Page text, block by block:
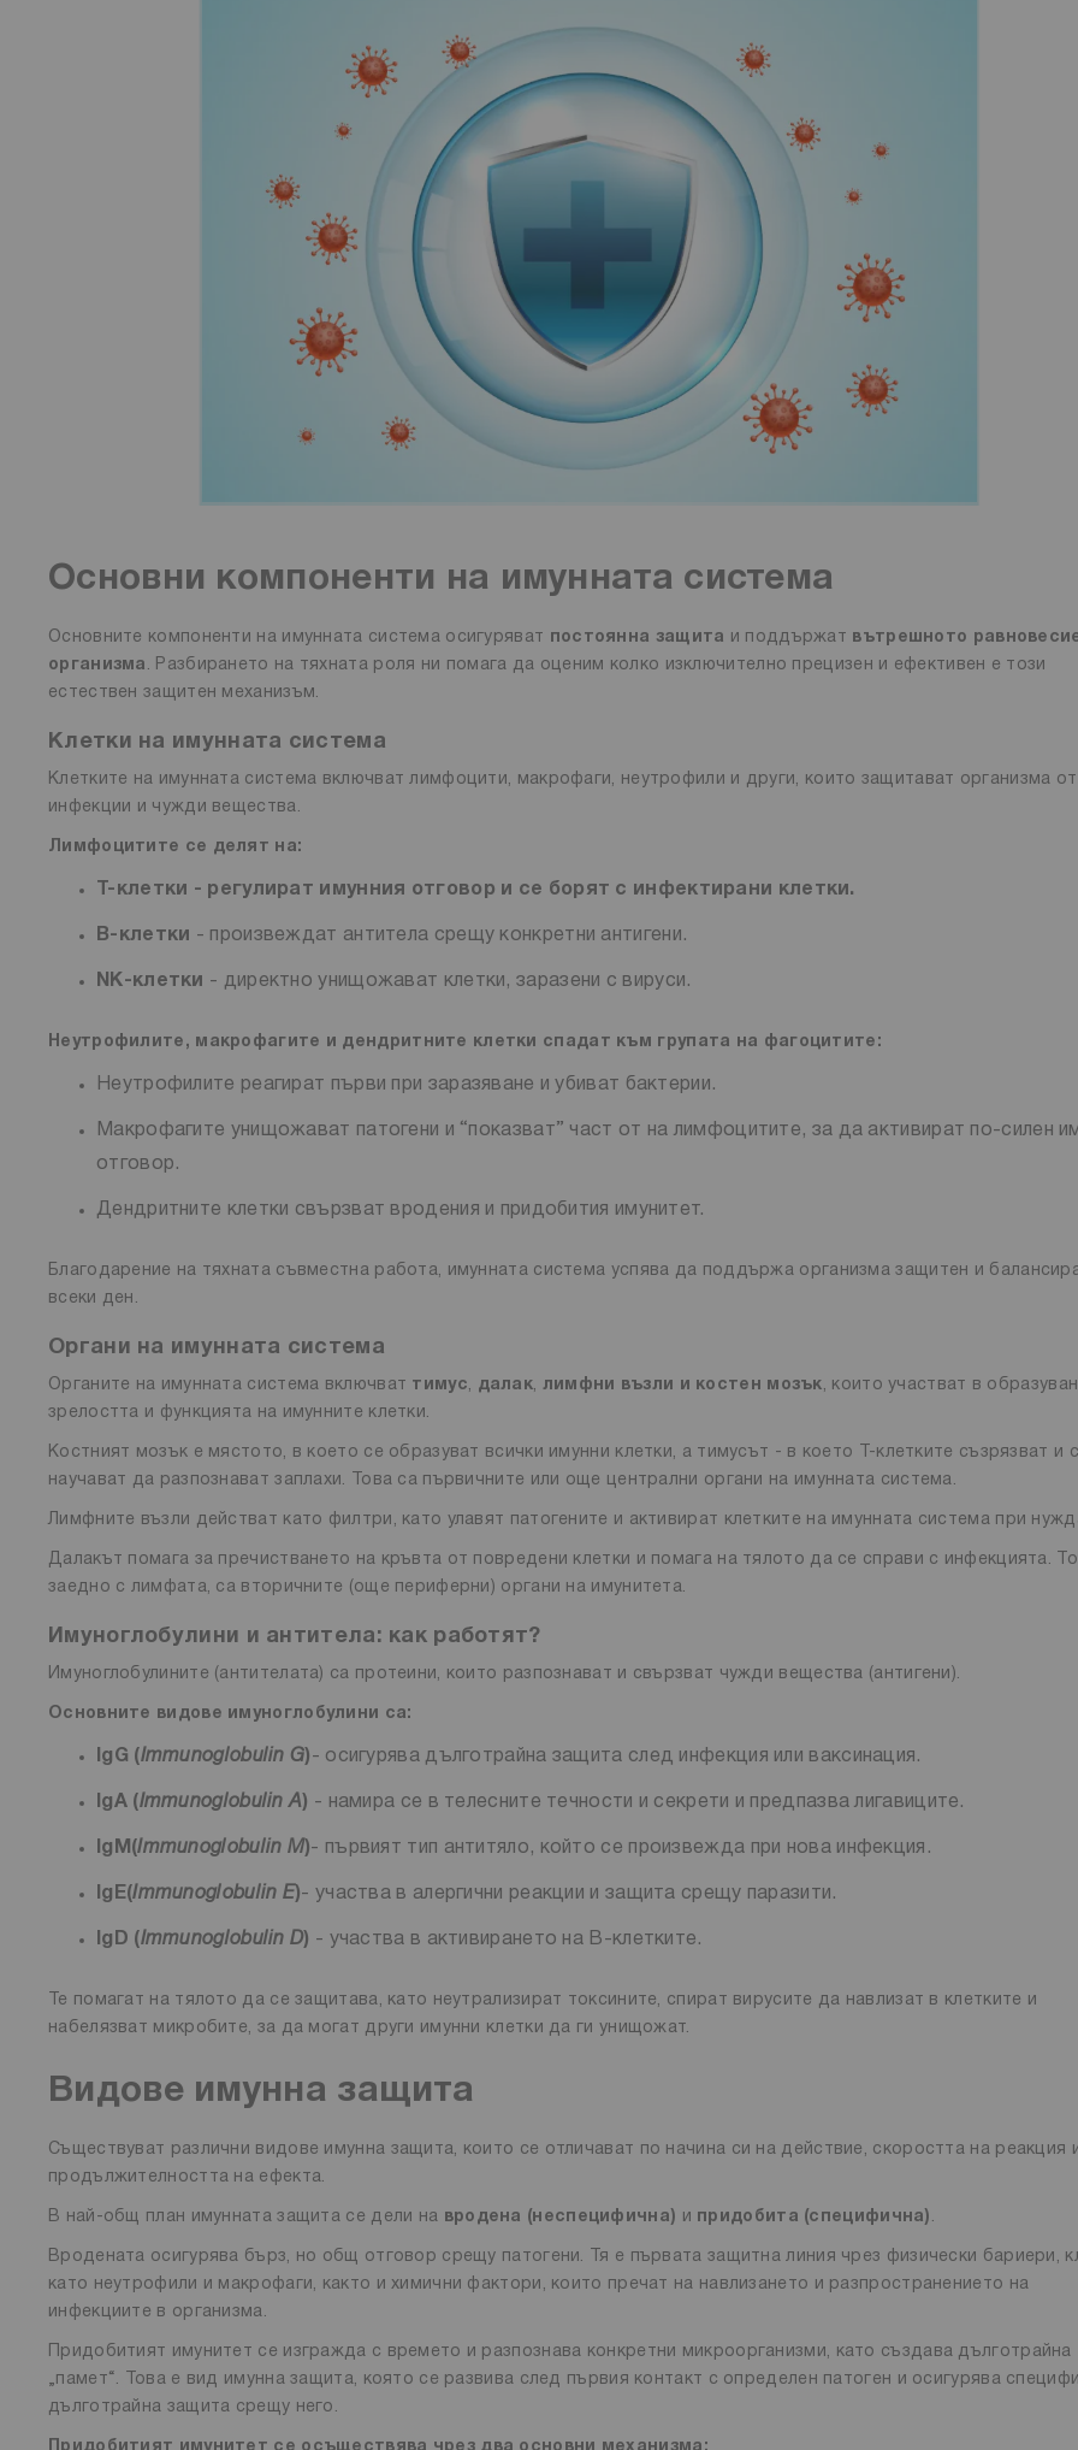
Основни компоненти на имунната система
Основните компоненти на имунната система осигуряват постоянна защита и поддържат
вътрешното
организма . Разбирането на тяхната роля ни помага да оценим колко изключително прецизен и ефективен е този
естествен защитен механизъм.
Клетки на имунната система
Клетките на имунната система включват лимфоцити, макрофаги, неутрофили и други, които защитават организма от
инфекции и чужди вещества.
Лимфоцитите се делят на:
Т-клетки - регулират имунния отговор и се борят с инфектирани клетки.
B-клетки - произвеждат антитела срещу конкретни антигени.
NK-клетки - директно унищожават клетки, заразени с вируси.
Неутрофилите, макрофагите и дендритните клетки спадат към групата на фагоцитите:
Неутрофилите реагират първи при заразяване и убиват бактерии.
Макрофагите унищожават патогени и “показват” част от на лимфоцитите, за да активират по-силен
отговор.
Дендритните клетки свързват вродения и придобития имунитет.
Благодарение на тяхната съвместна работа, имунната система успява да поддържа организма защитен и
всеки ден.
Органи на имунната система
Органите на имунната система включват тимус, далак, лимфни възли и костен мозък, които участват в
зрелостта и функцията на имунните клетки.
Костният мозък е мястото, в което се образуват всички имунни клетки, а тимусът - в което Т-клетките съзрязват и
научават да разпознават заплахи. Това са първичните или още централни органи на имунната система.
Лимфните възли действат като филтри, като улавят патогените и активират клетките на имунната система при
Далакът помага за пречистването на кръвта от повредени клетки и помага на тялото да се справи с инфекцията.
заедно с лимфата, са вторичните (още периферни) органи на имунитета.
Имуноглобулини и антитела: как работят?
Имуноглобулините (антителата) са протеини, които разпознават и свързват чужди вещества (антигени).
Основните видове имуноглобулини са:
IgG (Immunoglobulin G) - осигурява дълготрайна защита след инфекция или ваксинация.
IgA (Immunoglobulin A) - намира се в телесните течности и секрети и предпазва лигавиците.
IgM (Immunoglobulin M) - първият тип антитяло, който се произвежда при нова инфекция.
IgE(Immunoglobulin E) - участва в алергични реакции и защита срещу паразити.
IgD (Immunoglobulin D) - участва в активирането на В-клетките.
Те помагат на тялото да се защитава, като неутрализират токсините, спират вирусите да навлизат в клетките и
набелязват микробите, за да могат други имунни клетки да ги унищожат.
Видове имунна защита
Съществуват различни видове имунна защита, които се отличават по начина си на действие, скоростта на реакция
продължителността на ефекта.
В най-общ план имунната защита се дели на вродена (неспецифична) и придобита (специфична) .
Вродената осигурява бърз, но общ отговор срещу патогени. Тя е първата защитна линия чрез физически бариери,
като неутрофили и макрофаги, както и химични фактори, които пречат на навлизането и разпространението на
инфекциите в организма.
Придобитият имунитет се изгражда с времето и разпознава конкретни микроорганизми, като създава дълготрайна
„памет“. Това е вид имунна защита, която се развива след първия контакт с определен патоген и осигурява
дълготрайна защита срещу него.